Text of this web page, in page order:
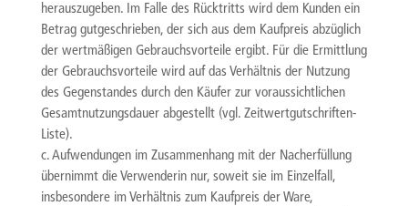
herauszugeben. Im Falle des Rücktritts wird dem Kunden ein
Betrag gutgeschrieben, der sich aus dem Kaufpreis abzüglich
der wertmäßigen Gebrauchsvorteile ergibt. Für die Ermittlung
der Gebrauchsvorteile wird auf das Verhältnis der Nutzung
des Gegenstandes durch den Käufer zur voraussichtlichen
Gesamtnutzungsdauer abgestellt (vgl. Zeitwertgutschriften-
Liste).
c. Aufwendungen im Zusammenhang mit der Nacherfüllung
übernimmt die Verwenderin nur, soweit sie im Einzelfall,
insbesondere im Verhältnis zum Kaufpreis der Ware,